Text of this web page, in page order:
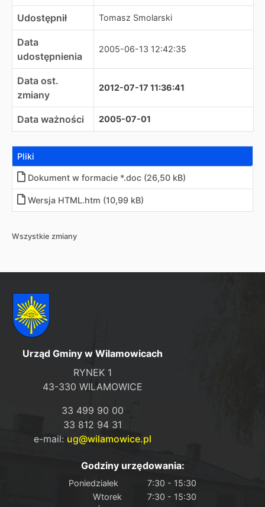
Udostępnił Tomasz Smolarski
Data
udostępnienia
2005-06-13 12:42:35
Data ost.
zmiany
2012-07-17 11:36:41
Data ważności 2005-07-01
Pliki
Dokument w formacie *.doc (26,50 kB)
Wersja HTML.htm (10,99 kB)
Wszystkie zmiany
Urząd Gminy w Wilamowicach
RYNEK 1
43-330 WILAMOWICE
33 499 90 00
33 812 94 31
e-mail: ug@wilamowice.pl
Godziny urzędowania:
Poniedziałek
7:30 - 15:30
Wtorek
7:30 - 15:30